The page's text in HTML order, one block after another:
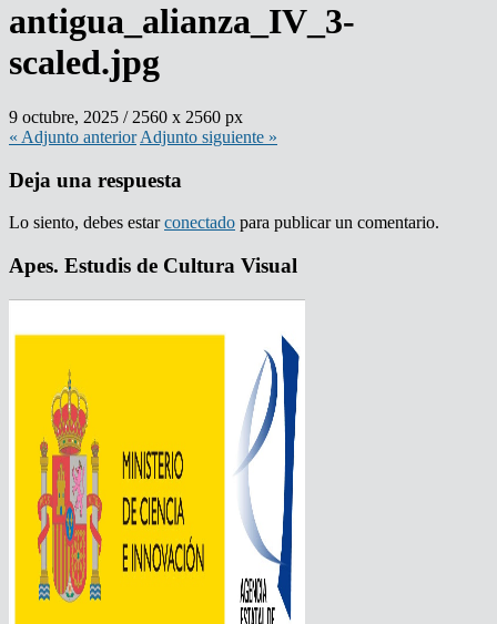
antigua_alianza_IV_3-
scaled.jpg
9 octubre, 2025 / 2560 x 2560 px
« Adjunto anterior Adjunto siguiente »
Deja una respuesta
Lo siento, debes estarconectado para publicar un comentario.
Apes. Estudis de Cultura Visual